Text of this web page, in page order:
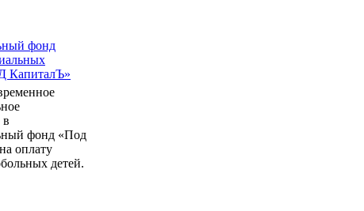
фонд
КапиталЪ»
в
фонд «Под
оплату
детей.